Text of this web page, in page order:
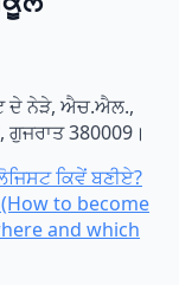
ਦੇ ਨੇੜੇ, ਐਚ.ਐਲ.,
380009।
ਕਿਵੇਂ ਬਣੀਏ?
to become
and which